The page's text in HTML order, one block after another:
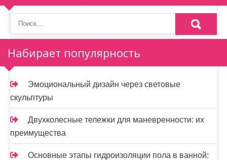
Набирает популярность
Эмоциональный дизайн через световые
скульптуры
Двухколесные тележки для маневренности: их
преимущества
Основные этапы гидроизоляции пола в ванной: